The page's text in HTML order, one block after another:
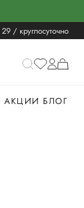
/ круглосуточно
АКЦИИ БЛОГ